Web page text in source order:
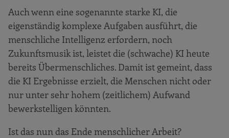
Auch wenn eine sogenannte starke KI, die
eigenständig komplexe Aufgaben ausführt, die
menschliche Intelligenz erfordern, noch
Zukunftsmusik ist, leistet die (schwache) KI heute
bereits Übermenschliches. Damit ist gemeint, dass
die KI Ergebnisse erzielt, die Menschen nicht oder
nur unter sehr hohem (zeitlichem) Aufwand
bewerkstelligen könnten.
Ist das nun das Ende menschlicher Arbeit?